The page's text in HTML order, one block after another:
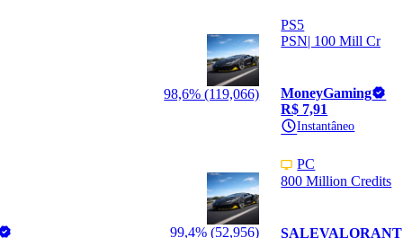
98,6% (119,066)
PS5
PSN| 100 Mill Cr
MoneyGaming
R$ 7,91
Instantâneo
99,4% (52,956)
PC
800 Million Credits
SALEVALORANT